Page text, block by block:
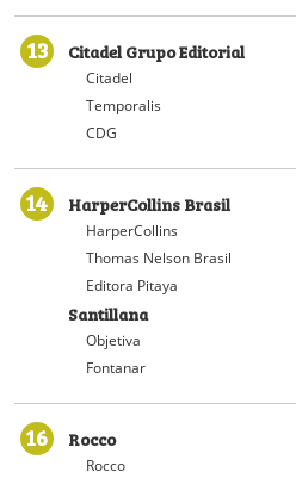
13 Citadel Grupo Editorial
Citadel
Temporalis
CDG
14 HarperCollins Brasil
HarperCollins
Thomas Nelson Brasil
Editora Pitaya
Santillana
Objetiva
Fontanar
16 Rocco
Rocco